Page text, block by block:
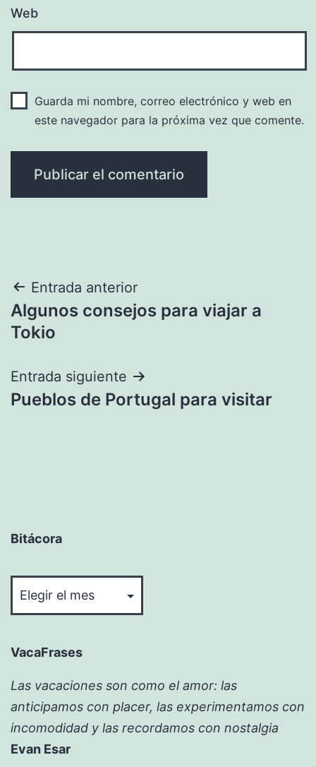
Web
Guarda mi nombre, correo electrónico y web en
este navegador para la próxima vez que comente.
Navegación
de
Entrada anterior
Algunos consejos para viajar a
Tokio
Entrada siguiente
Pueblos de Portugal para visitar
Bitácora
VacaFrases
Las vacaciones son como el amor: las
anticipamos con placer, las experimentamos con
incomodidad y las recordamos con nostalgia
Evan Esar